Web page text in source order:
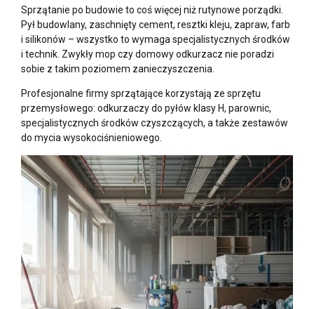
Sprzątanie po budowie to coś więcej niż rutynowe porządki.
Pył budowlany, zaschnięty cement, resztki kleju, zapraw, farb
i silikonów – wszystko to wymaga specjalistycznych środków
i technik. Zwykły mop czy domowy odkurzacz nie poradzi
sobie z takim poziomem zanieczyszczenia.
Profesjonalne firmy sprzątające korzystają ze sprzętu
przemysłowego: odkurzaczy do pyłów klasy H, parownic,
specjalistycznych środków czyszczących, a także zestawów
do mycia wysokociśnieniowego.